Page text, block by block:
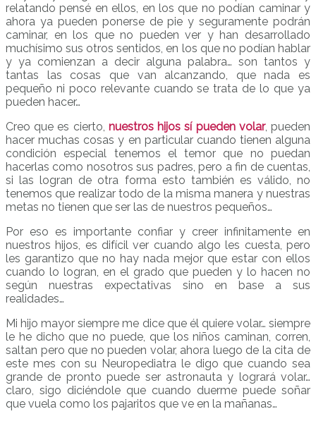
relatando pensé en ellos, en los que no podían caminar y
ahora ya pueden ponerse de pie y seguramente podrán
caminar, en los que no pueden ver y han desarrollado
muchísimo sus otros sentidos, en los que no podían hablar
y ya comienzan a decir alguna palabra… son tantos y
tantas las cosas que van alcanzando, que nada es
pequeño ni poco relevante cuando se trata de lo que ya
pueden hacer…
Creo que es cierto, nuestros hijos sí pueden volar, pueden
hacer muchas cosas y en particular cuando tienen alguna
condición especial tenemos el temor que no puedan
hacerlas como nosotros sus padres, pero a fin de cuentas,
si las logran de otra forma esto también es válido, no
tenemos que realizar todo de la misma manera y nuestras
metas no tienen que ser las de nuestros pequeños…
Por eso es importante confiar y creer infinitamente en
nuestros hijos, es difícil ver cuando algo les cuesta, pero
les garantizo que no hay nada mejor que estar con ellos
cuando lo logran, en el grado que pueden y lo hacen no
según nuestras expectativas sino en base a sus
realidades…
Mi hijo mayor siempre me dice que él quiere volar… siempre
le he dicho que no puede, que los niños caminan, corren,
saltan pero que no pueden volar, ahora luego de la cita de
este mes con su Neuropediatra le digo que cuando sea
grande de pronto puede ser astronauta y logrará volar…
claro, sigo diciéndole que cuando duerme puede soñar
que vuela como los pajaritos que ve en la mañanas…